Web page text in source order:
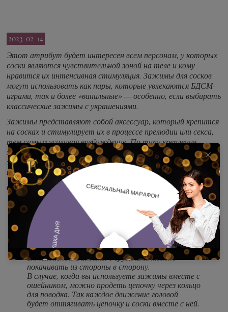
2023-02-14
Этот атрибут будет интересен всем персонам, у которых
соски являются чувствительной зоной на теле и кому
нравится их интенсивная стимуляция. Зажимы для сосков
могут использовать как пары, которые увлекаются БДСМ-
играми, так и более «ванильные» — особенно, если выбирать
классические зажимы с украшениями.
Зажимы представляют собой аксессуар, который крепится
на сосках и стимулирует их в процессе прелюдии или секса,
тем самым усиливая возбуждение. По типу крепления
зажимы можно разделить на классические в виде прищепок,
затягивающиеся как лассо или зажимы-вилочки, магнитные
и с типом крепления «клевер».
Секс-игры с зажимами:
Самый простой вариант — попеременно
ослаблять и усиливать сжатие, чтобы
поиграть с ощущениями и усилить возбуждение.
Если на зажимах есть цепочка, партнер может
аккуратно тянуть за нее, чтобы слегка
оттянуть соски и сделать стимуляцию более
интенсивной. Зажимы с грузиками можно
покачивать из стороны в сторону.
В случае, когда вы используете зажимы вместе с
ошейником, можно продеть цепочку через кольцо
для поводка. Так каждое движение головой
будет оттягивать цепочку и соски вместе с ней.